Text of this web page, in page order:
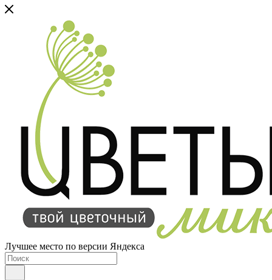
Лучшее место по версии Яндекса